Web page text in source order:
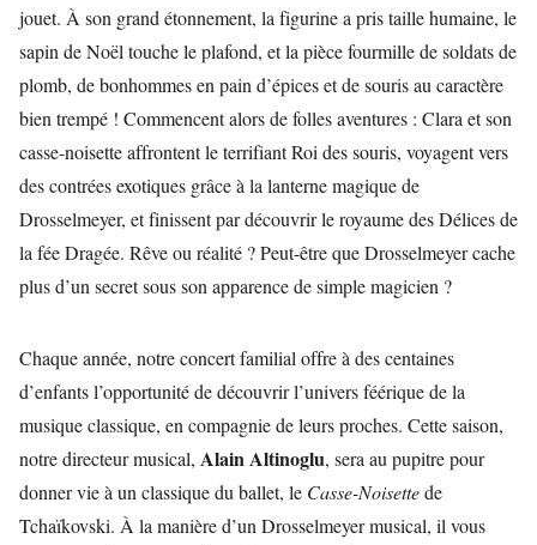
jouet. À son grand étonnement, la figurine a pris taille humaine, le
sapin de Noël touche le plafond, et la pièce fourmille de soldats de
plomb, de bonhommes en pain d’épices et de souris au caractère
bien trempé ! Commencent alors de folles aventures : Clara et son
casse-noisette affrontent le terrifiant Roi des souris, voyagent vers
des contrées exotiques grâce à la lanterne magique de
Drosselmeyer, et finissent par découvrir le royaume des Délices de
la fée Dragée. Rêve ou réalité ? Peut-être que Drosselmeyer cache
plus d’un secret sous son apparence de simple magicien ?
Chaque année, notre concert familial offre à des centaines
d’enfants l’opportunité de découvrir l’univers féérique de la
musique classique, en compagnie de leurs proches. Cette saison,
notre directeur musical, Alain Altinoglu, sera au pupitre pour
donner vie à un classique du ballet, le Casse-Noisettede
Tchaïkovski. À la manière d’un Drosselmeyer musical, il vous